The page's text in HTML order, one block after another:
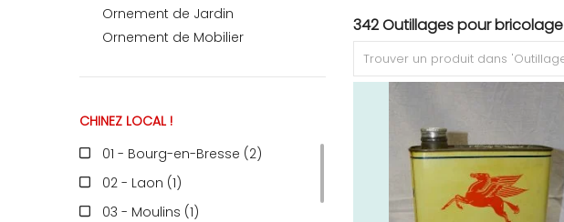
BRICOLEZ
Bijoux & Accessoires
Ornement de Jardin
Ornement de Mobilier
CHINEZ LOCAL !
01 - Bourg-en-Bresse (2)
02 - Laon (1)
03 - Moulins (1)
342 Outillages pour bricolage